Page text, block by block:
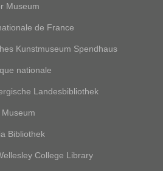
Museum
de France
Kunstmuseum Spendhaus
nationale
Landesbibliothek
Bibliothek
College Library